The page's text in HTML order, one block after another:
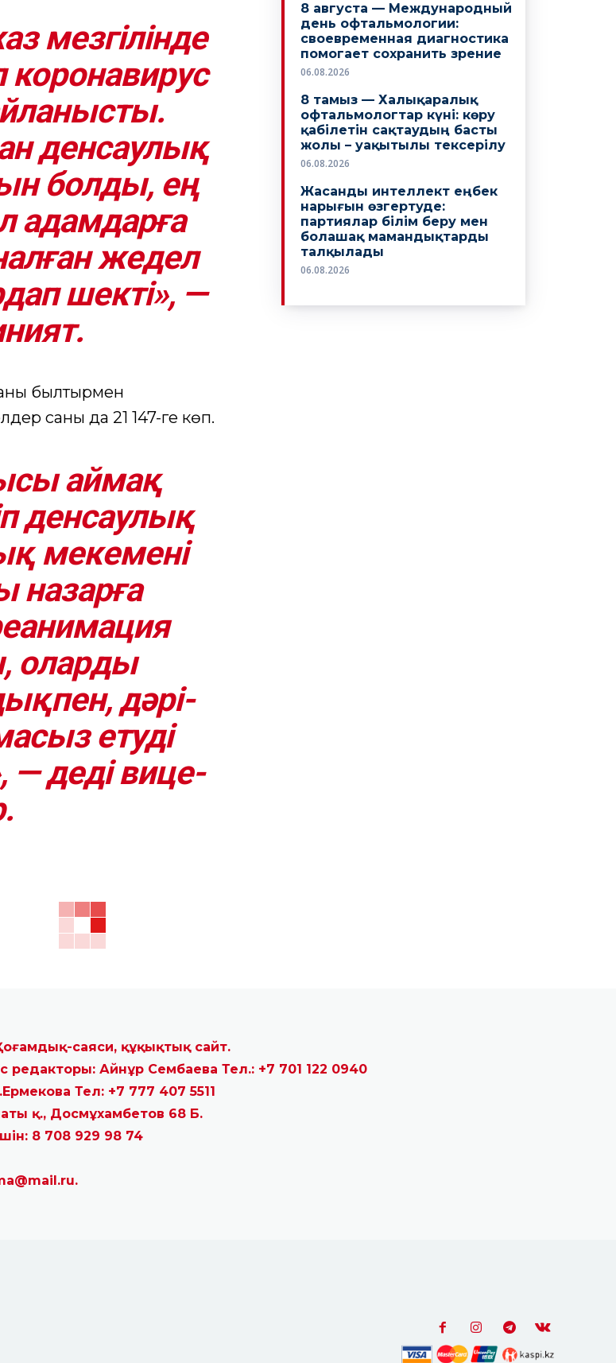
мезгілінде
коронавирус
денсаулық
болды, ең
адамдарға
жедел
шекті», —
былтырмен
саны да 21 147-ге көп.
аймақ
денсаулық
мекемені
назарға
оларды
дәрі-
етуді
— деді вице-
8 августа — Международный
день офтальмологии:
своевременная диагностика
помогает сохранить зрение
06.08.2026
8 тамыз — Халықаралық
офтальмологтар күні: көру
қабілетін сақтаудың басты
жолы – уақытылы тексерілу
06.08.2026
Жасанды интеллект еңбек
нарығын өзгертуде:
партиялар білім беру мен
болашақ мамандықтарды
талқылады
06.08.2026
саяси, құқықтық сайт.
редакторы: Айнұр Сембаева Тел.: +7 701 122 0940
Тел: +7 777 407 5511
қ., Досмұхамбетов 68 Б.
8 708 929 98 74